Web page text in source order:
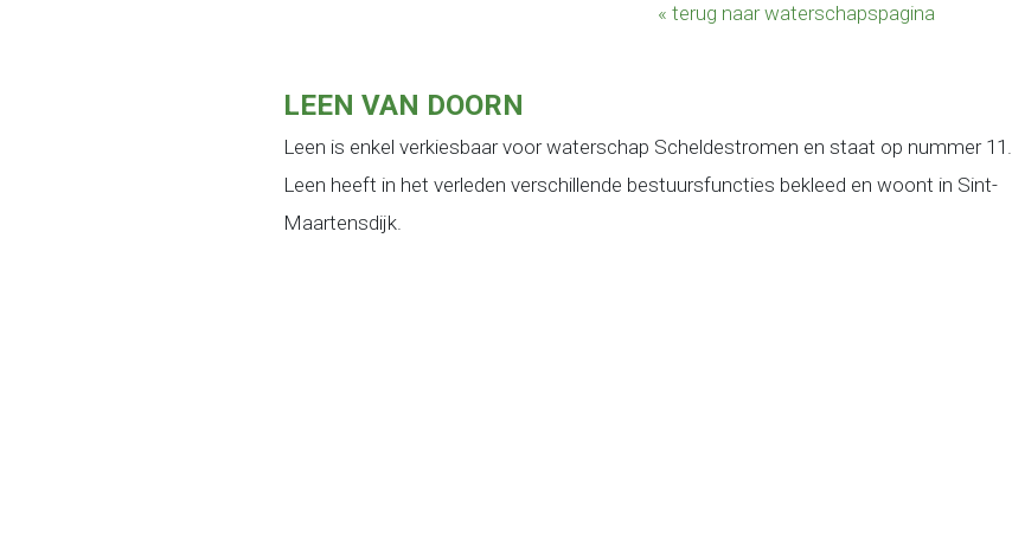
« terug naar waterschapspagina
LEEN VAN DOORN
Leen is enkel verkiesbaar voor waterschap Scheldestromen en staat op nummer 11.
Leen heeft in het verleden verschillende bestuursfuncties bekleed en woont in Sint-
Maartensdijk.